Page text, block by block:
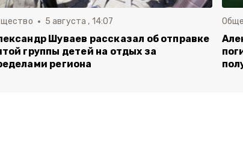
5 августа , 14:07
Шуваев рассказал об отправке
группы детей на отдых за
региона